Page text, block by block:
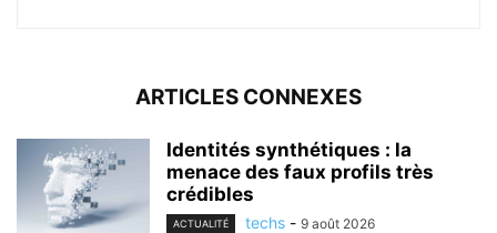
ARTICLES CONNEXES
Identités synthétiques : la
menace des faux profils très
crédibles
ACTUALITÉ techs - 9 août 2026